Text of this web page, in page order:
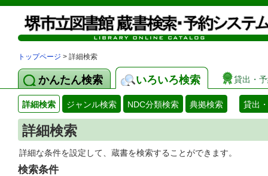
トップページ > 詳細検索
かんたん検索 いろいろ検索 貸出・
詳細検索 ジャンル検索 NDC分類検索 典拠検索 貸出
詳細検索
詳細な条件を設定して、蔵書を検索することができます。
検索条件